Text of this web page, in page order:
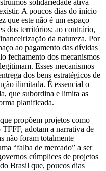
solidariedade ativa
A poucos dias do início
que este não é um espaço
dos territórios; ao contrário,
da natureza. Por
ao pagamento das dívidas
fechamento dos mecanismos
Esses mecanismos
dos bens estratégicos de
ilimitada. É essencial o
que subordina e limita as
planificada.
propõem projetos como
adotam a narrativa de
não foram totalmente
“falha de mercado” a ser
cúmplices de projetos
Brasil que, poucos dias